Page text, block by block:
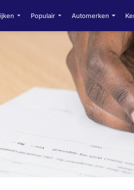
Populair Automerken